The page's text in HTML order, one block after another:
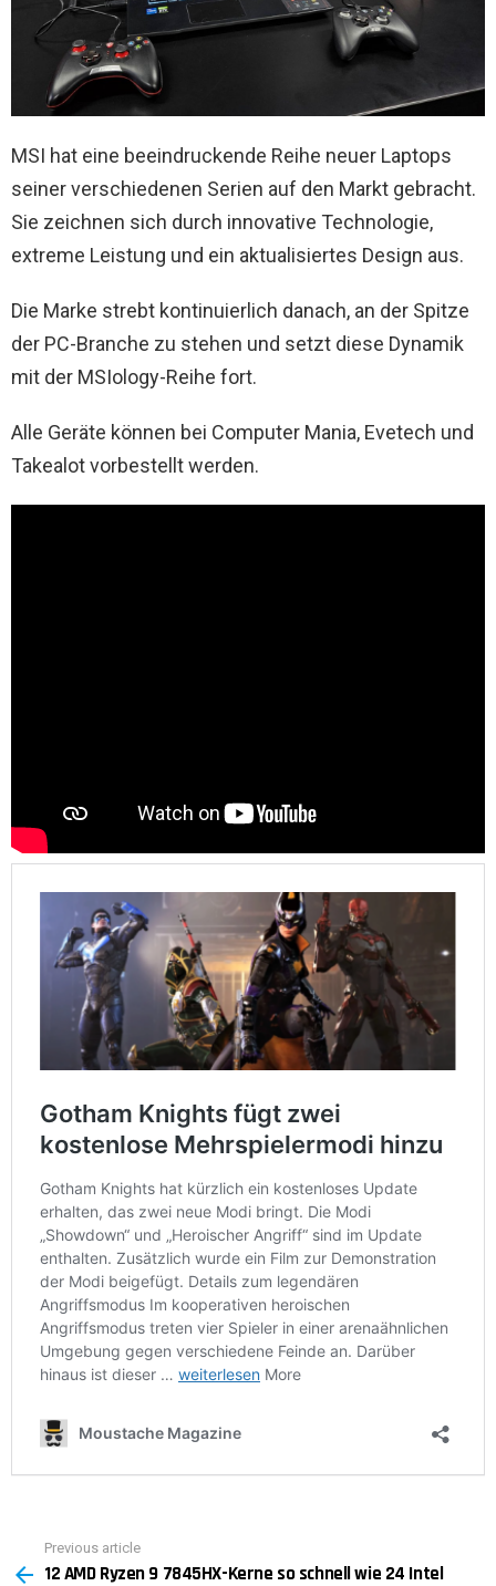
MSI hat eine beeindruckende Reihe neuer Laptops
seiner verschiedenen Serien auf den Markt gebracht.
Sie zeichnen sich durch innovative Technologie,
extreme Leistung und ein aktualisiertes Design aus.
Die Marke strebt kontinuierlich danach, an der Spitze
der PC-Branche zu stehen und setzt diese Dynamik
mit der MSIology-Reihe fort.
Alle Geräte können bei Computer Mania, Evetech und
Takealot vorbestellt werden.
more
Previous article
12 AMD Ryzen 9 7845HX-Kerne so schnell wie 24 Intel